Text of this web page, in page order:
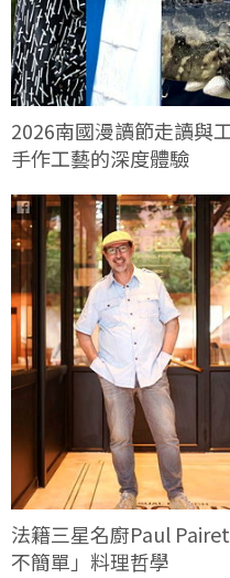
2026南國漫讀節走讀與
手作工藝的深度體驗
法籍三星名廚Paul
不簡單」料理哲學